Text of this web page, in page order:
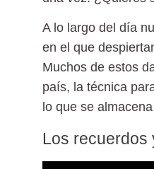
A lo largo del día
en el que
Muchos de estos
país, la técnica
lo que se
Los recuerdos